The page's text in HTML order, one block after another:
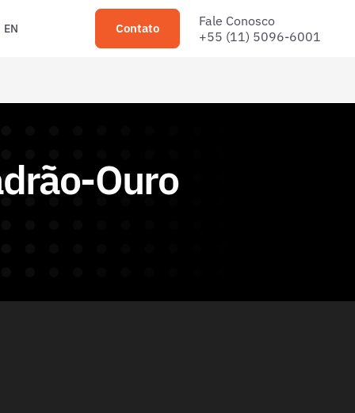
EN Contato
Fale Conosco
+55 (11) 5096-6001
Ouro